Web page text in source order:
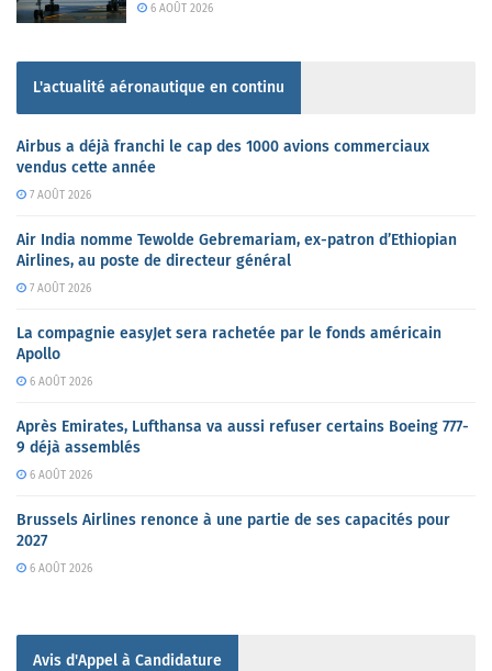
6 AOÛT 2026
L'actualité aéronautique en continu
Airbus a déjà franchi le cap des 1000 avions commerciaux
vendus cette année
7 AOÛT 2026
Air India nomme Tewolde Gebremariam, ex-patron d’Ethiopian
Airlines, au poste de directeur général
7 AOÛT 2026
La compagnie easyJet sera rachetée par le fonds américain
Apollo
6 AOÛT 2026
Après Emirates, Lufthansa va aussi refuser certains Boeing 777-
9 déjà assemblés
6 AOÛT 2026
Brussels Airlines renonce à une partie de ses capacités pour
2027
6 AOÛT 2026
Avis d'Appel à Candidature